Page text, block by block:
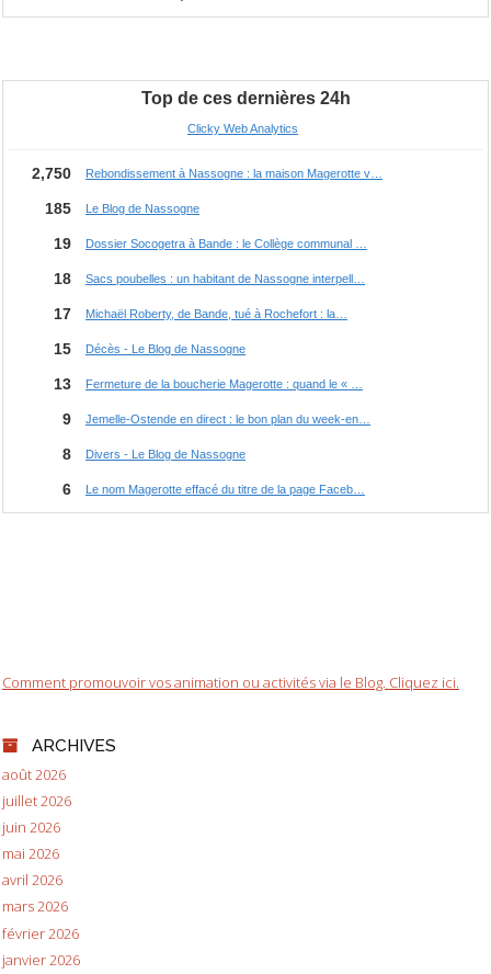
Comment promouvoir vos animation ou activités via le Blog. Cliquez ici.
ARCHIVES
août 2026
juillet 2026
juin 2026
mai 2026
avril 2026
mars 2026
février 2026
janvier 2026